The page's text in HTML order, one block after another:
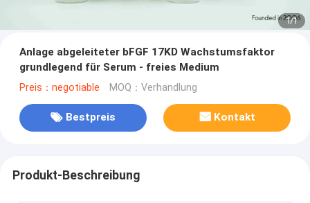
1/1
Anlage abgeleiteter bFGF 17KD Wachstumsfaktor
grundlegend für Serum - freies Medium
Preis：negotiable MOQ：Verhandlung
Bestpreis Kontakt
Produkt-Beschreibung